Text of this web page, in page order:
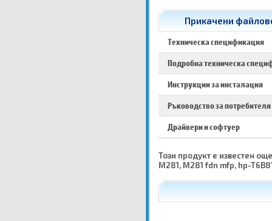
Прикачени
Техническа спецификация
Подробна техническа
Инструкции за инсталация
Ръководство за потребителя
Драйвери и софтуер
Този продукт е известен
M281, M281 fdn mfp, hp-